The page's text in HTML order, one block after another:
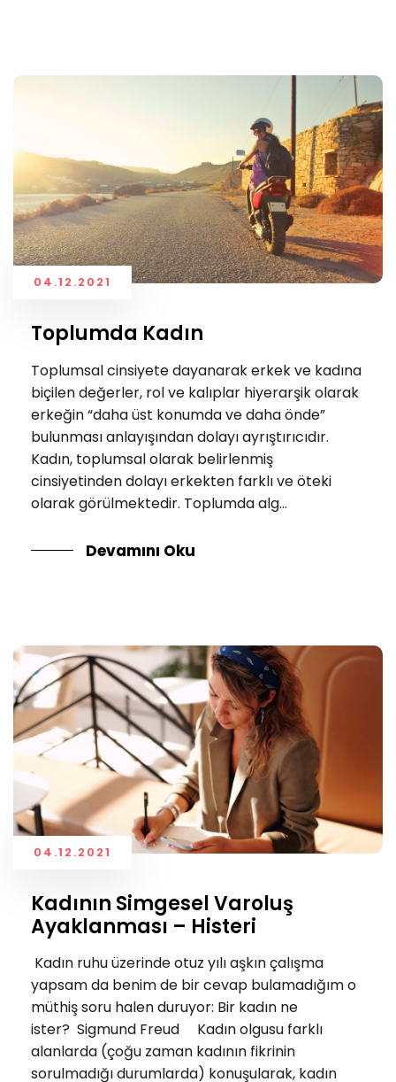
04.12.2021
Toplumda Kadın
Toplumsal cinsiyete dayanarak erkek ve kadına
biçilen değerler, rol ve kalıplar hiyerarşik olarak
erkeğin “daha üst konumda ve daha önde”
bulunması anlayışından dolayı ayrıştırıcıdır.
Kadın, toplumsal olarak belirlenmiş
cinsiyetinden dolayı erkekten farklı ve öteki
olarak görülmektedir. Toplumda alg...
Devamını Oku
04.12.2021
Kadının Simgesel Varoluş
Ayaklanması – Histeri
Kadın ruhu üzerinde otuz yılı aşkın çalışma
yapsam da benim de bir cevap bulamadığım o
müthiş soru halen duruyor: Bir kadın ne
ister? Sigmund Freud Kadın olgusu farklı
alanlarda (çoğu zaman kadının fikrinin
sorulmadığı durumlarda) konuşularak, kadın